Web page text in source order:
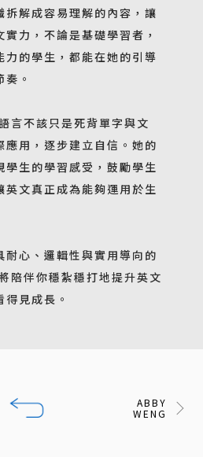
拆解成容易理解的內容，讓
力，不論是基礎學習者，
的學生，都能在她的引導
。
言不該只是死背單字與文
用，逐步建立自信。她的
生的學習感受，鼓勵學生
英文真正成為能夠運用於生
心、邏輯性與實用導向的
陪伴你穩紮穩打地提升英文
見成長。
ABBY
WENG